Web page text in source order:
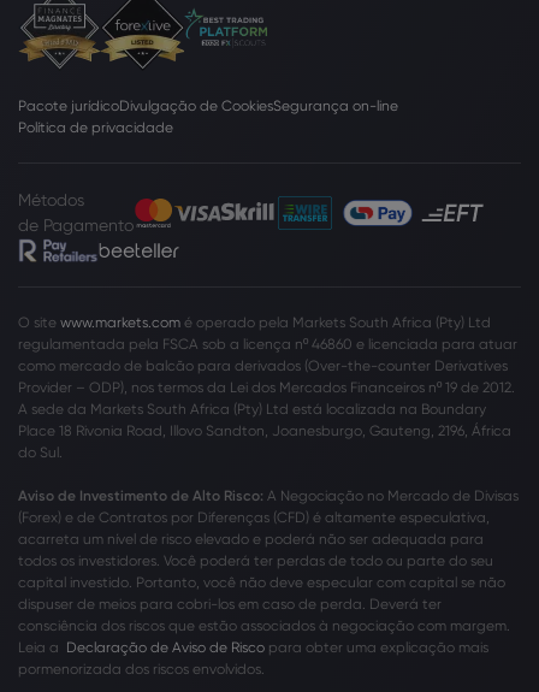
Pacote jurídicoDivulgação de CookiesSegurança on-line
Política de privacidade
Métodos
de Pagamento
O site www.markets.com é operado pela Markets South Africa (Pty) Ltd
regulamentada pela FSCA sob a licença nº 46860 e licenciada para atuar
como mercado de balcão para derivados (Over-the-counter Derivatives
Provider – ODP), nos termos da Lei dos Mercados Financeiros nº 19 de 2012.
A sede da Markets South Africa (Pty) Ltd está localizada na Boundary
Place 18 Rivonia Road, Illovo Sandton, Joanesburgo, Gauteng, 2196, África
do Sul.
Aviso de Investimento de Alto Risco: A Negociação no Mercado de Divisas
(Forex) e de Contratos por Diferenças (CFD) é altamente especulativa,
acarreta um nível de risco elevado e poderá não ser adequada para
todos os investidores. Você poderá ter perdas de todo ou parte do seu
capital investido. Portanto, você não deve especular com capital se não
dispuser de meios para cobri-los em caso de perda. Deverá ter
consciência dos riscos que estão associados à negociação com margem.
Leia a Declaração de Aviso de Risco para obter uma explicação mais
pormenorizada dos riscos envolvidos.